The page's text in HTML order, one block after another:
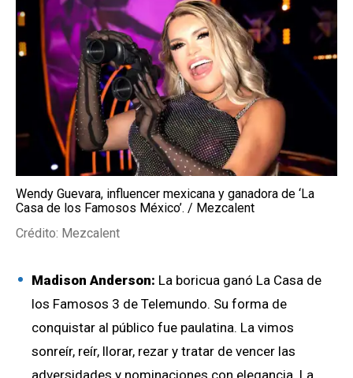
Wendy Guevara, influencer mexicana y ganadora de ‘La
Casa de los Famosos México’. / Mezcalent
Crédito: Mezcalent
Madison Anderson: La boricua ganó La Casa de
los Famosos 3 de Telemundo. Su forma de
conquistar al público fue paulatina. La vimos
sonreír, reír, llorar, rezar y tratar de vencer las